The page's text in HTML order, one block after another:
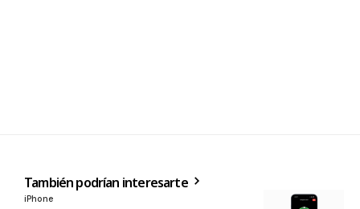
También podrían interesarte
iPhone